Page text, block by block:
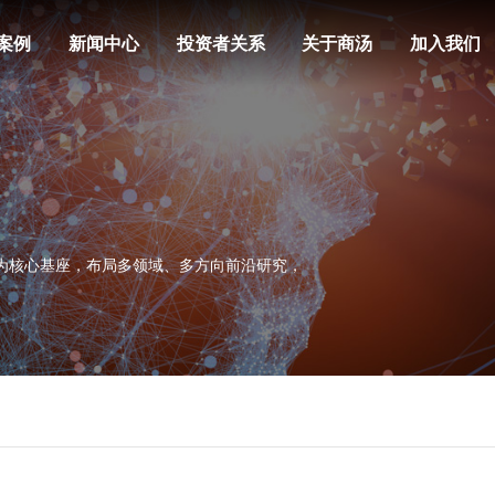
例 新闻中心 投资者关系 关于商汤 加入我们
心基座，布局多领域、多方向前沿研究，